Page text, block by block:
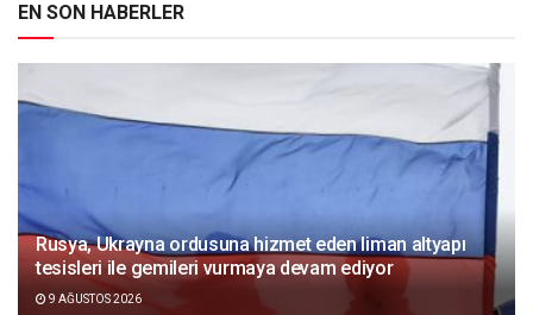
EN SON HABERLER
Rusya, Ukrayna ordusuna hizmet eden liman altyapı
tesisleri ile gemileri vurmaya devam ediyor
9 AĞUSTOS 2026